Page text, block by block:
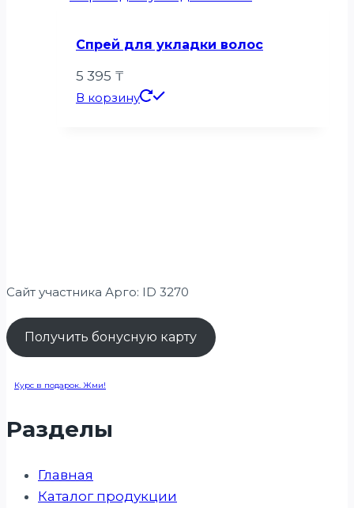
Спрей для укладки волос
5 395 ₸
В корзину
Сайт участника Арго: ID 3270
Получить бонусную карту
Курс в подарок. Жми!
Разделы
Главная
Каталог продукции